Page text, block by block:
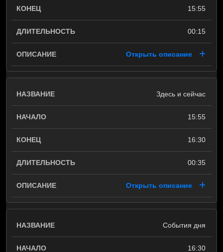
15:55
00:15
Открыть описание
Здесь и сейчас
15:55
16:30
00:35
Открыть описание
События дня
16:30